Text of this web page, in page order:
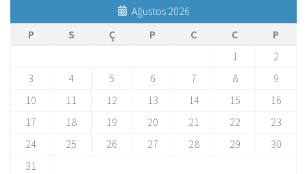
Ağustos 2026
P
S Ç P C C
P
1
2
3
4 5 6 7 8
9
10
11 12 13 14 15
16
17
18 19 20 21 22
23
24
25 26 27 28 29
30
31